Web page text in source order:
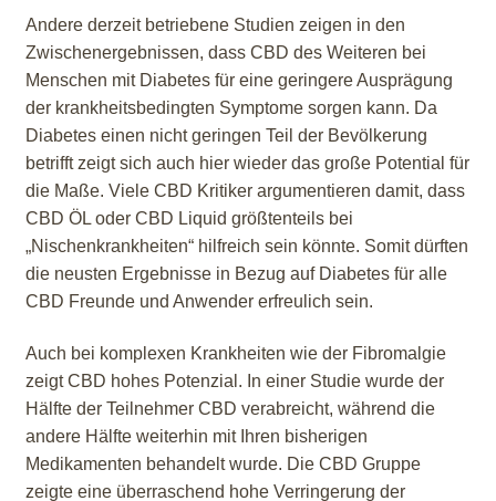
Andere derzeit betriebene Studien zeigen in den
Zwischenergebnissen, dass CBD des Weiteren bei
Menschen mit Diabetes für eine geringere Ausprägung
der krankheitsbedingten Symptome sorgen kann. Da
Diabetes einen nicht geringen Teil der Bevölkerung
betrifft zeigt sich auch hier wieder das große Potential für
die Maße. Viele CBD Kritiker argumentieren damit, dass
CBD ÖL oder CBD Liquid größtenteils bei
„Nischenkrankheiten“ hilfreich sein könnte. Somit dürften
die neusten Ergebnisse in Bezug auf Diabetes für alle
CBD Freunde und Anwender erfreulich sein.
Auch bei komplexen Krankheiten wie der Fibromalgie
zeigt CBD hohes Potenzial. In einer Studie wurde der
Hälfte der Teilnehmer CBD verabreicht, während die
andere Hälfte weiterhin mit Ihren bisherigen
Medikamenten behandelt wurde. Die CBD Gruppe
zeigte eine überraschend hohe Verringerung der